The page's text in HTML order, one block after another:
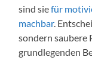
sind siefür
machbar.
sondern saubere
grundlegenden